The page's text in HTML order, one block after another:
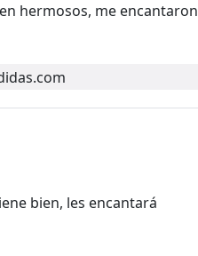
hermosos, me encantaron
bien, les encantará